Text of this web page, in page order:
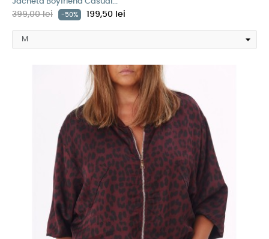
399,00 lei -50% 199,50 lei